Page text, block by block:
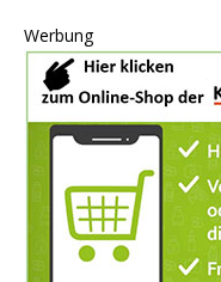
Werbung